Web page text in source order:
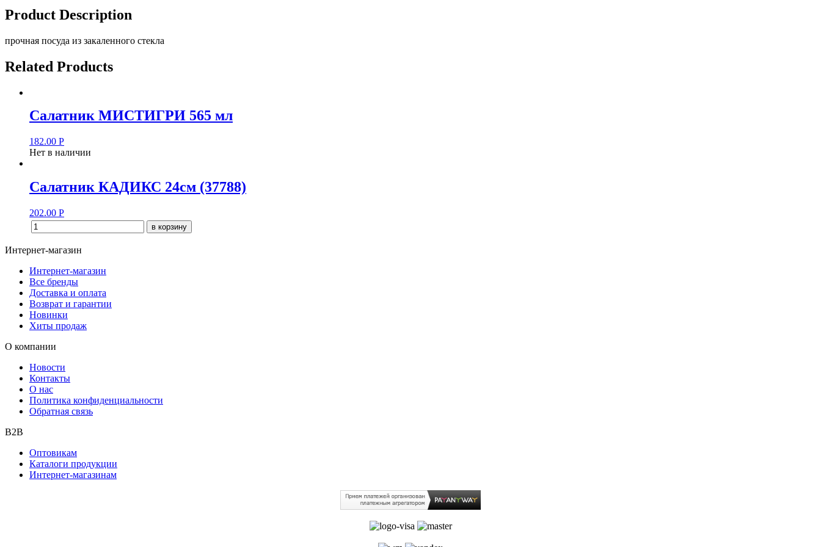
Product Description
прочная посуда из закаленного стекла
Related Products
Салатник МИСТИГРИ 565 мл
182.00 Р
Нет в наличии
Салатник КАДИКС 24см (37788)
202.00 Р
в корзину
Интернет-магазин
Интернет-магазин
Все бренды
Доставка и оплата
Возврат и гарантии
Новинки
Хиты продаж
О компании
Новости
Контакты
О нас
Политика конфиденциальности
Обратная связь
B2B
Оптовикам
Каталоги продукции
Интернет-магазинам